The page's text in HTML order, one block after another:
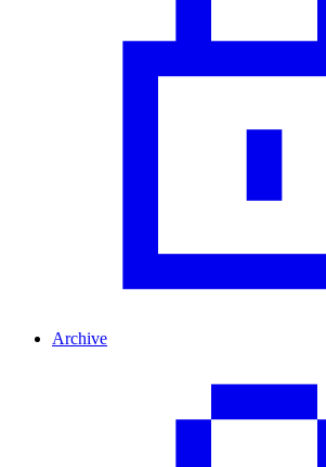
Archive